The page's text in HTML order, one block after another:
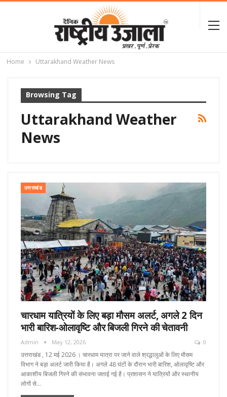
Home Uttarakhand Weather News
Browsing Tag
Uttarakhand Weather
News
उत्तराखंड
चारधाम यात्रियों के लिए बड़ा मौसम अलर्ट, अगले 2 दिन
भारी बारिश-ओलावृष्टि और बिजली गिरने की चेतावनी
Admin May 12, 2026 0
उत्तराखंड , 12 मई 2026 । चारधाम यात्रा पर जाने वाले श्रद्धालुओं के लिए मौसम
विभाग ने बड़ा अलर्ट जारी किया है। अगले 48 घंटों के दौरान भारी बारिश, ओलावृष्टि और
आकाशीय बिजली गिरने की संभावना जताई गई है। प्रशासन ने यात्रियों और स्थानीय
लोगों से…